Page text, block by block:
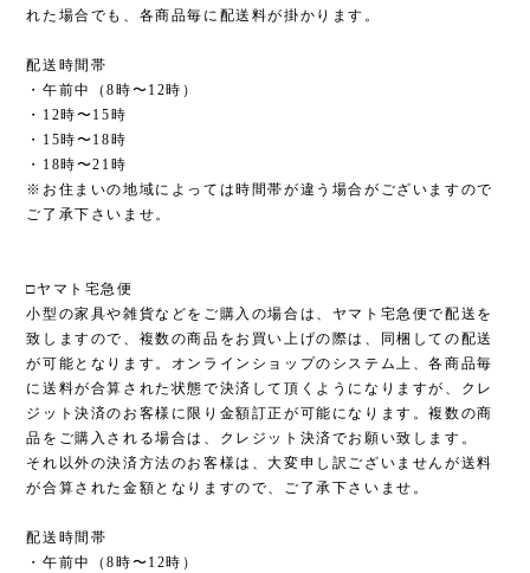
れた場合でも、各商品毎に配送料が掛かります。
配送時間帯
・午前中（8時〜12時）
・12時〜15時
・15時〜18時
・18時〜21時
※お住まいの地域によっては時間帯が違う場合がございますので
ご了承下さいませ。
□ヤマト宅急便
小型の家具や雑貨などをご購入の場合は、ヤマト宅急便で配送を
致しますので、複数の商品をお買い上げの際は、同梱しての配送
が可能となります。オンラインショップのシステム上、各商品毎
に送料が合算された状態で決済して頂くようになりますが、クレ
ジット決済のお客様に限り金額訂正が可能になります。複数の商
品をご購入される場合は、クレジット決済でお願い致します。
それ以外の決済方法のお客様は、大変申し訳ございませんが送料
が合算された金額となりますので、ご了承下さいませ。
配送時間帯
・午前中（8時〜12時）